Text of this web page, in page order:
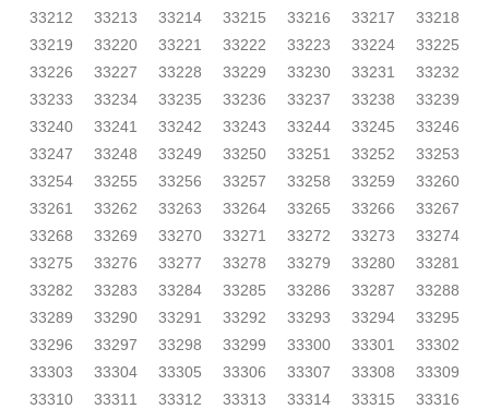
33212
33213 33214 33215 33216 33217
33218
33219
33220 33221 33222 33223 33224
33225
33226
33227 33228 33229 33230 33231
33232
33233
33234 33235 33236 33237 33238
33239
33240
33241 33242 33243 33244 33245
33246
33247
33248 33249 33250 33251 33252
33253
33254
33255 33256 33257 33258 33259
33260
33261
33262 33263 33264 33265 33266
33267
33268
33269 33270 33271 33272 33273
33274
33275
33276 33277 33278 33279 33280
33281
33282
33283 33284 33285 33286 33287
33288
33289
33290 33291 33292 33293 33294
33295
33296
33297 33298 33299 33300 33301
33302
33303
33304 33305 33306 33307 33308
33309
33310
33311 33312 33313 33314 33315
33316